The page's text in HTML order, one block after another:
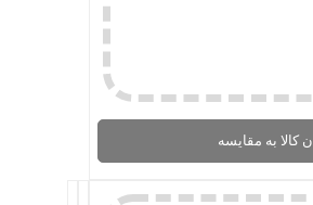
کالا به مقایسه